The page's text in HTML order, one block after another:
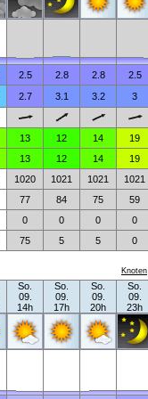
2.5 2.8 2.8 2.5
2.7 3.1 3.2 3
13 12 14 19
13 12 14 19
1020 1021 1021 1021
77 84 75 59
0 0 0 0
75 5 5 0
Knoten
So.
09.
14h
So.
09.
17h
So.
09.
20h
So.
09.
23h